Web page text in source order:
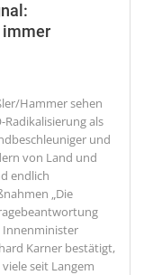
immer
Hammer sehen
Radikalisierung als
und
von Land und
endlich
„Die
Innenminister
Karner bestätigt,
viele seit Langem